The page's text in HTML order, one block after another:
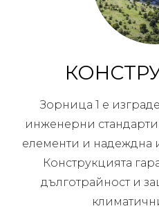
Зорница 1 е
инженерни
елементи и надеждна
Конструкцията
дълготрайност и